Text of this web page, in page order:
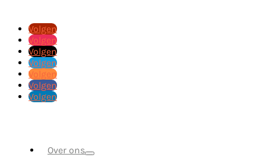
Volgen
Volgen
Volgen
Volgen
Volgen
Volgen
Volgen
Over ons